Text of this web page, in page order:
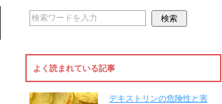
よく読まれている記事
デキストリンの危険性と害